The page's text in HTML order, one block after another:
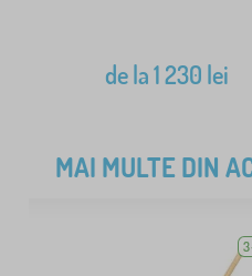
de la1 230 lei
MAI MULTE DIN